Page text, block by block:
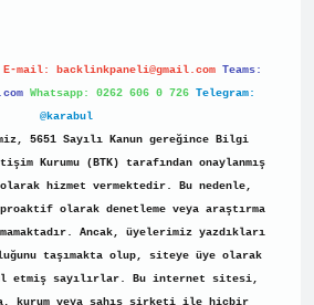
E-mail: backlinkpaneli@gmail.com
Teams:
Whatsapp: 0262 606 0 726
Telegram:
@karabul
5651 Sayılı Kanun gereğince Bilgi
Kurumu (BTK) tarafından onaylanmış
hizmet vermektedir. Bu nedenle,
olarak denetleme veya araştırma
Ancak, üyelerimiz yazdıkları
taşımakta olup, siteye üye olarak
etmiş sayılırlar. Bu internet sitesi,